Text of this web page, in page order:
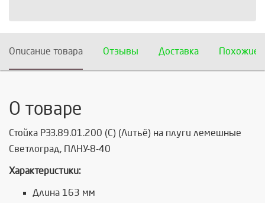
Описание товара Отзывы Доставка Похожие
О товаре
Стойка РЗЗ.89.01.200 (С) (Литьё) на плуги лемешные
Светлоград, ПЛНУ-8-40
Характеристики:
Длина 163 мм